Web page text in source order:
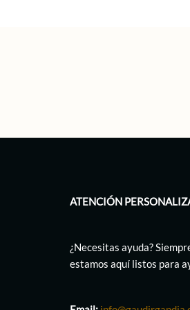
ATENCIÓN
¿Necesitas ayuda?
estamos aquí listos para